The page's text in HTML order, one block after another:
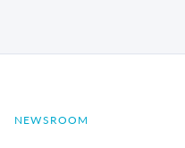
NEWSROOM